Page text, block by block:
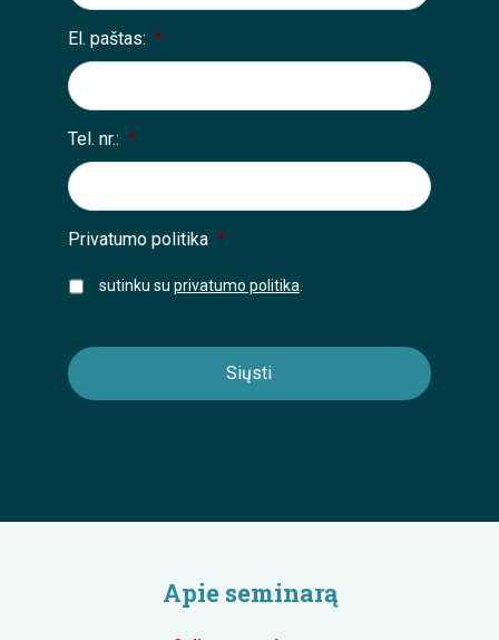
El. paštas: *
Tel. nr.: *
Privatumo politika *
sutinku su privatumo politika
Apie seminarą